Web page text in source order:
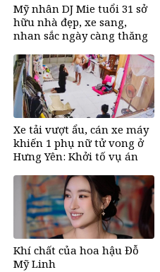
Mỹ nhân DJ Mie tuổi 31 sở
hữu nhà đẹp, xe sang,
nhan sắc ngày càng thăng
Xe tải vượt ẩu, cán xe máy
khiến 1 phụ nữ tử vong ở
Hưng Yên: Khởi tố vụ án
Khí chất của hoa hậu Đỗ
Mỹ Linh